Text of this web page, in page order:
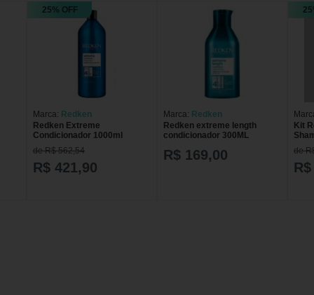
25% OFF
Marca: Redken
Redken Extreme
Condicionador 1000ml
de R$ 562,54
R$ 421,90
Marca: Redken
Redken extreme length
condicionador 300ML
R$ 169,00
Kit
Litro
de